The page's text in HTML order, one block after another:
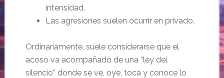
intensidad.
Las agresiones suelen ocurrir en privado.
Ordinariamente, suele considerarse que el
acoso va acompañado de una “ley del
silencio” donde se ve, oye, toca y conoce lo